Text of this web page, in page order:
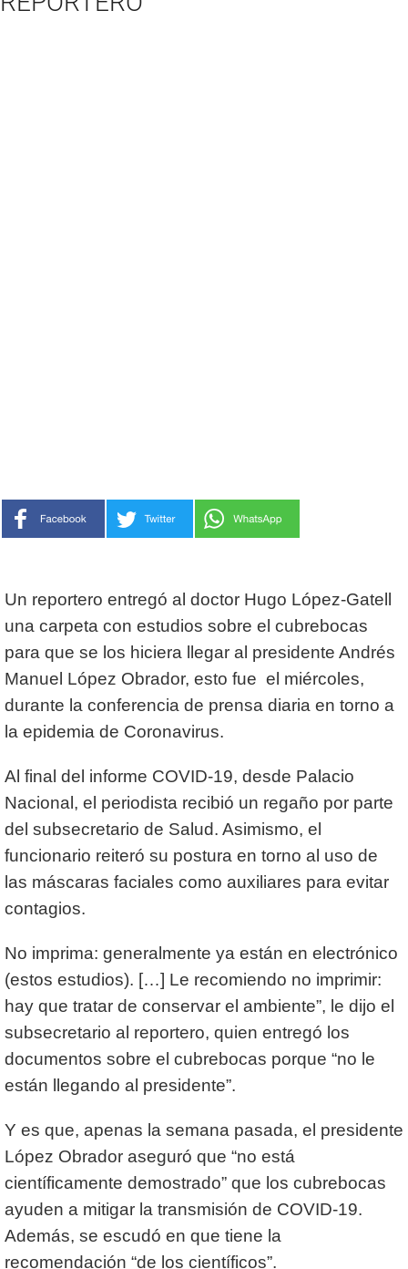
Un reportero entregó al doctor Hugo López-Gatell
una carpeta con estudios sobre el cubrebocas
para que se los hiciera llegar al presidente Andrés
Manuel López Obrador, esto fue el miércoles,
durante la conferencia de prensa diaria en torno a
la epidemia de Coronavirus.
Al final del informe COVID-19, desde Palacio
Nacional, el periodista recibió un regaño por parte
del subsecretario de Salud. Asimismo, el
funcionario reiteró su postura en torno al uso de
las máscaras faciales como auxiliares para evitar
contagios.
No imprima: generalmente ya están en electrónico
(estos estudios). […] Le recomiendo no imprimir:
hay que tratar de conservar el ambiente”, le dijo el
subsecretario al reportero, quien entregó los
documentos sobre el cubrebocas porque “no le
están llegando al presidente”.
Y es que, apenas la semana pasada, el presidente
López Obrador aseguró que “no está
científicamente demostrado” que los cubrebocas
ayuden a mitigar la transmisión de COVID-19.
Además, se escudó en que tiene la
recomendación “de los científicos”.